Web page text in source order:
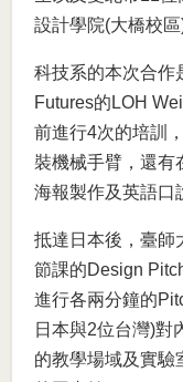
設計學院(大橋校區)
科技系的本次合作
Futures的LOH
前進行4次的培訓
裝機械手臂，還有
海報製作及英語口
抵達日本後，臺師
節課的Design
進行各兩分鐘的
日本與2位台灣)對
的教學場域及實驗